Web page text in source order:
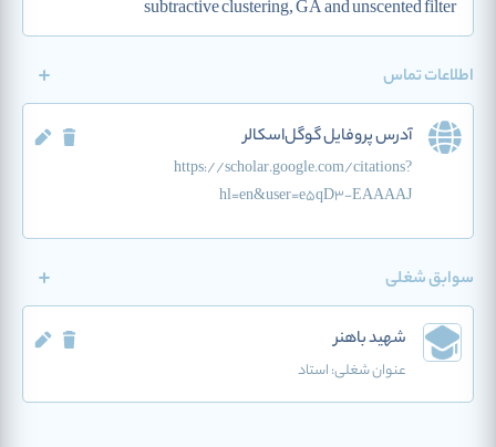
subtractive clustering, GA and unscented filter
اطلاعات تماس
آدرس پروفایل گوگل‌اسکالر
https://scholar.google.com/citations?
hl=en&user=e5qD3-EAAAAJ
سوابق شغلی
شهید باهنر
عنوان شغلی:استاد